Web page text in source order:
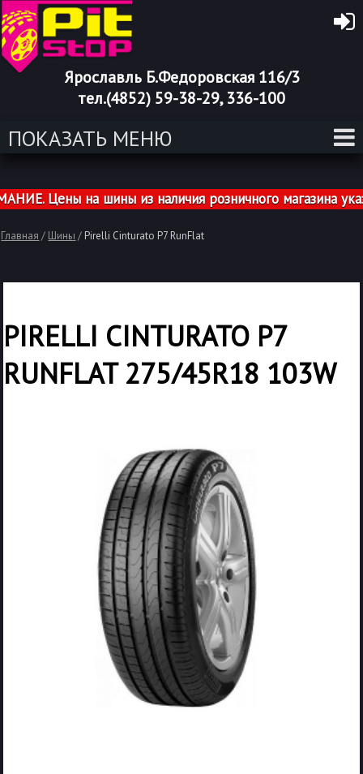
Ярославль Б.Федоровская 116/3
тел.(4852) 59-38-29, 336-100
ПОКАЗАТЬ МЕНЮ
Цены на шины из наличия розничного магазина
Главная / Шины / Pirelli Cinturato P7 RunFlat
PIRELLI CINTURATO P7
RUNFLAT 275/45R18 103W